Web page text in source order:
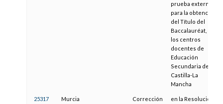
prueba externa
para la obtención
del Título del
Baccalauréat, en
los centros
docentes de
Educación
Secundaria de
Castilla-La
Mancha
25317 Murcia
Corrección
en la Resolución